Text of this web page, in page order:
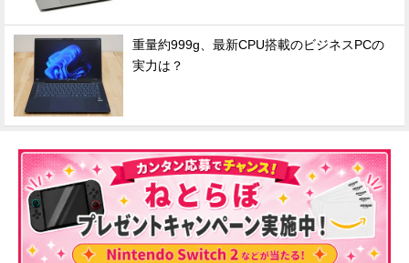
重量約999g、最新CPU搭載のビジネスPCの
実力は？